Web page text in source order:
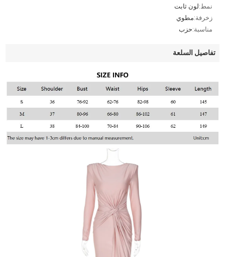
نمط:لون ثابت
زخرفة:مطوي
مناسبة:حزب
تفاصيل السلعة